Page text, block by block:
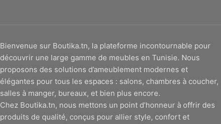
Bienvenue sur Boutika.tn, la plateforme incontournable pour
découvrir une large gamme de meubles en Tunisie. Nous
proposons des solutions d’ameublement modernes et
élégantes pour tous les espaces : salons, chambres à coucher,
salles à manger, bureaux, et bien plus encore.
Chez Boutika.tn, nous mettons un point d’honneur à offrir des
produits de qualité, conçus pour allier style, confort et